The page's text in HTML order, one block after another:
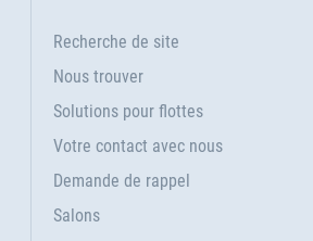
Recherche de site
Nous trouver
Solutions pour flottes
Votre contact avec nous
Demande de rappel
Salons